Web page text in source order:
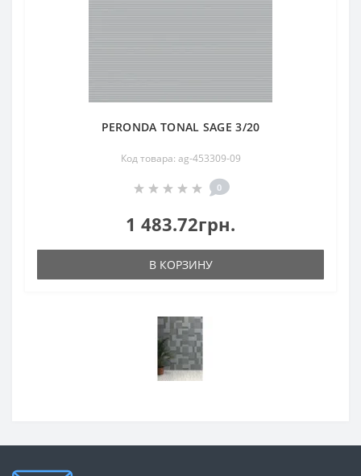
PERONDA TONAL SAGE 3/20
Код товара: ag-453309-09
0
1 483.72грн.
В КОРЗИНУ